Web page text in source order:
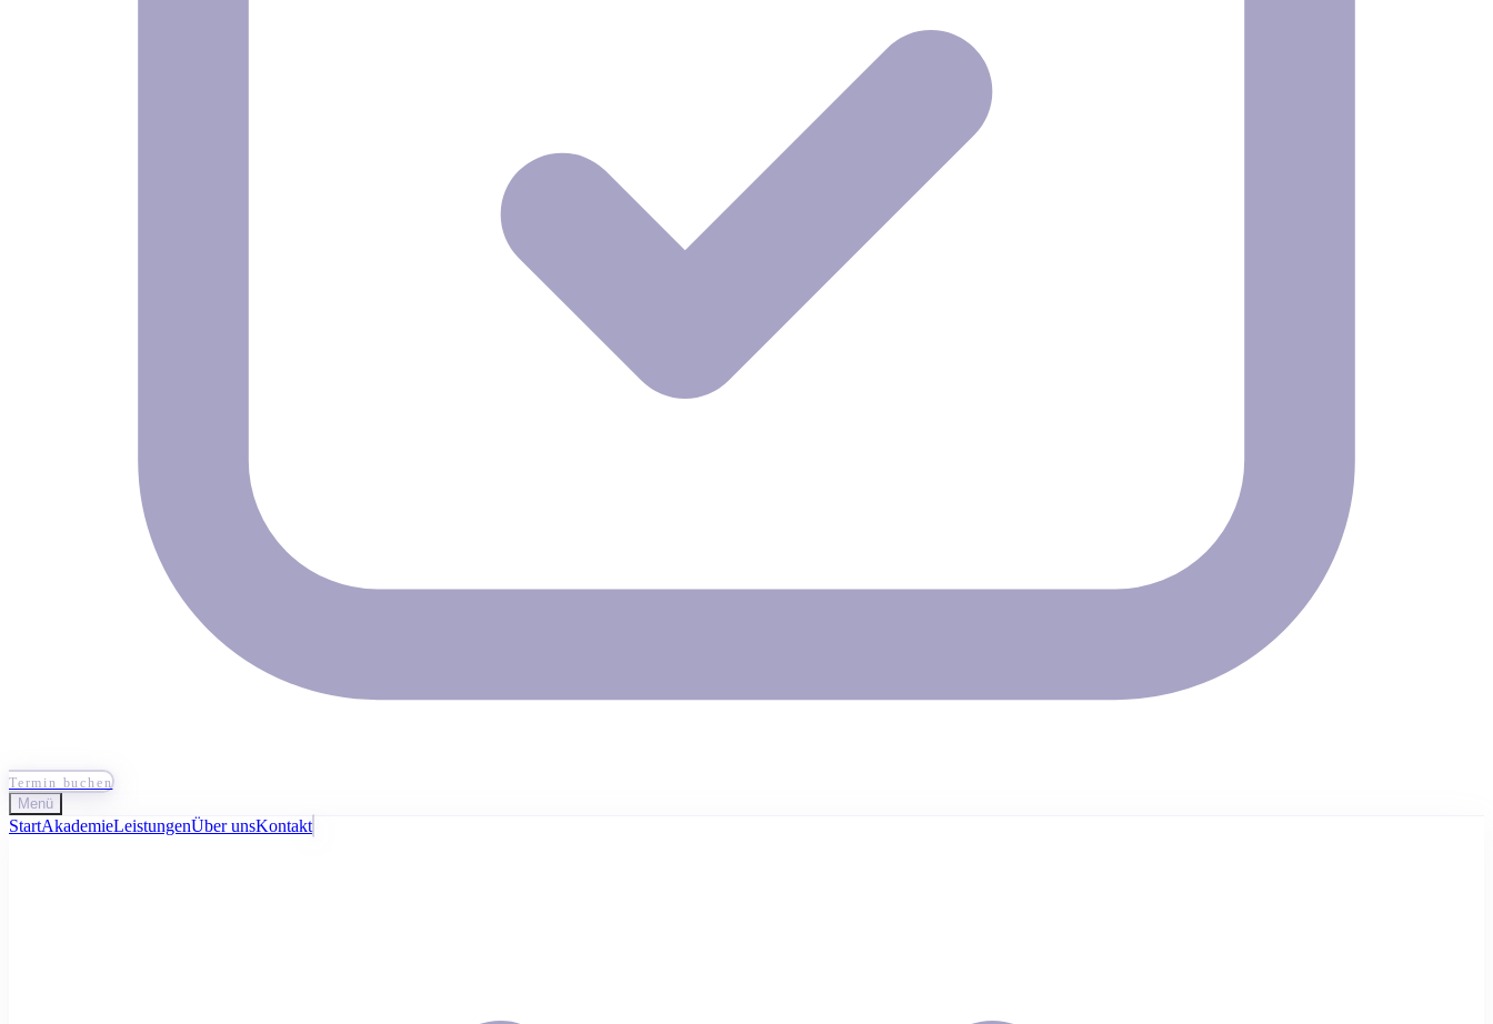
Termin buchen
Menü
StartAkademieLeistungenÜber unsKontakt